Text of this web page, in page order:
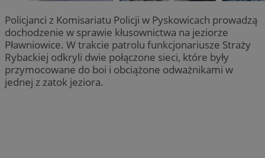
Policjanci z Komisariatu Policji w Pyskowicach prowadzą
dochodzenie w sprawie kłusownictwa na jeziorze
Pławniowice. W trakcie patrolu funkcjonariusze Straży
Rybackiej odkryli dwie połączone sieci, które były
przymocowane do boi i obciążone odważnikami w
jednej z zatok jeziora.